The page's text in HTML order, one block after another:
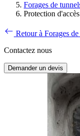
Forages de
Protection
Retour à Forages
Contactez nous
Demander un devis